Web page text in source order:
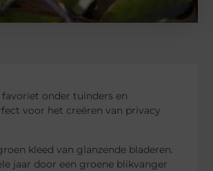
onder tuinders en
voor het creëren van privacy
kleed van glanzende bladeren.
jaar door een groene blikvanger